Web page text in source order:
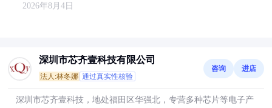
2026年8月4日
深圳市芯齐壹科技有限公司
法人:林冬娜 通过真实性核验
咨询 进店
深圳市芯齐壹科技，地处福田区华强北，专营多种芯片等电子产